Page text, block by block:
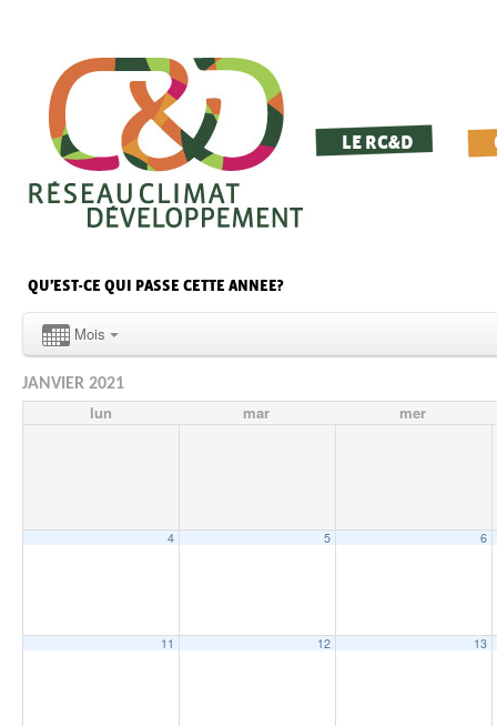
LE RC&D
QU’EST-CE QUI PASSE CETTE ANNEE?
Mois
JANVIER 2021
lun mar mer
4 5 6
11 12 13